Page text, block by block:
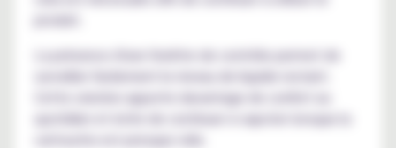
La présence d'une fenêtre de contrôle permet de
surveiller facilement le niveau de liquide restant.
Cette solution apporte davantage de confort au
quotidien et évite de continuer à vapoter lorsque la
cartouche est presque vide.